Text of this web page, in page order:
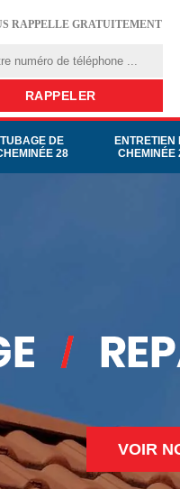
RAPPELLE GRATUITEMENT
TUBAGE DE
28
ENTRETIEN
CHEMINÉE
VOIR